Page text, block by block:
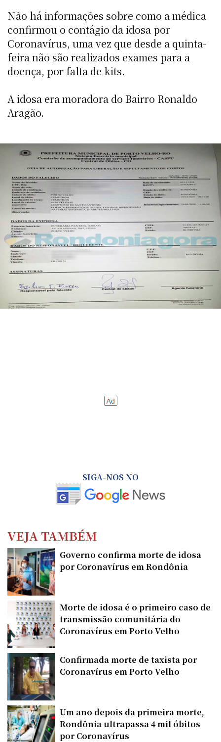
Não há informações sobre como a médica
confirmou o contágio da idosa por
Coronavírus, uma vez que desde a quinta-
feira não são realizados exames para a
doença, por falta de kits.
A idosa era moradora do Bairro Ronaldo
Aragão.
SIGA-NOS NO
VEJA TAMBÉM
Governo confirma morte de idosa
por Coronavírus em Rondônia
Morte de idosa é o primeiro caso de
transmissão comunitária do
Coronavírus em Porto Velho
Confirmada morte de taxista por
Coronavírus em Porto Velho
Um ano depois da primeira morte,
Rondônia ultrapassa 4 mil óbitos
por Coronavírus